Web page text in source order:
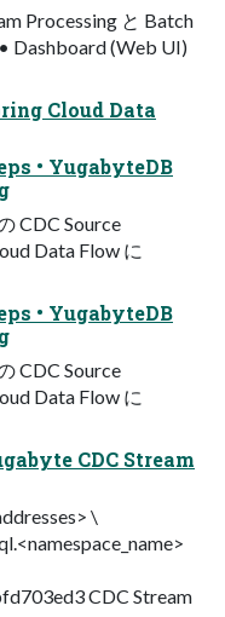
Processing と Batch
Dashboard (Web UI)
Cloud Data
• YugabyteDB
CDC Source
Data Flow に
• YugabyteDB
CDC Source
Data Flow に
CDC Stream
\
CDC Stream